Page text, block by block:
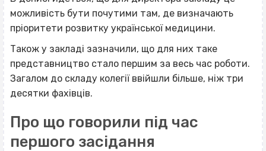
можливість бути почутими там, де визначають
пріоритети розвитку української медицини.
Також у закладі зазначили, що для них таке
представництво стало першим за весь час роботи.
Загалом до складу колегії ввійшли більше, ніж три
десятки фахівців.
Про що говорили під час
першого засідання